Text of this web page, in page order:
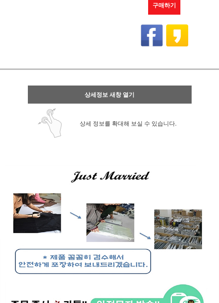
구매하기
상세정보 새창 열기
상세 정보를 확대해 보실 수 있습니다.